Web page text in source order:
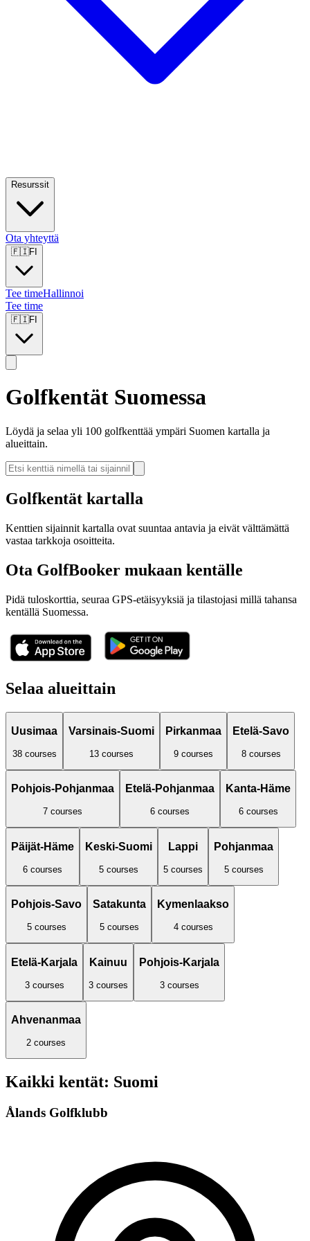
Resurssit
Ota yhteyttä
🇫🇮FI
Tee timeHallinnoi
Tee time
🇫🇮FI
Golfkentät Suomessa
Löydä ja selaa yli 100 golfkenttää ympäri Suomen kartalla ja
alueittain.
Golfkentät kartalla
Kenttien sijainnit kartalla ovat suuntaa antavia ja eivät välttämättä
vastaa tarkkoja osoitteita.
Ota GolfBooker mukaan kentälle
Pidä tuloskorttia, seuraa GPS-etäisyyksiä ja tilastojasi millä tahansa
kentällä Suomessa.
Selaa alueittain
Uusimaa
38 courses
Varsinais-Suomi
13 courses
Pirkanmaa
9 courses
Etelä-Savo
8 courses
Pohjois-Pohjanmaa
7 courses
Etelä-Pohjanmaa
6 courses
Kanta-Häme
6 courses
Päijät-Häme
6 courses
Keski-Suomi
5 courses
Lappi
5 courses
Pohjanmaa
5 courses
Pohjois-Savo
5 courses
Satakunta
5 courses
Kymenlaakso
4 courses
Etelä-Karjala
3 courses
Kainuu
3 courses
Pohjois-Karjala
3 courses
Ahvenanmaa
2 courses
Kaikki kentät: Suomi
Ålands Golfklubb